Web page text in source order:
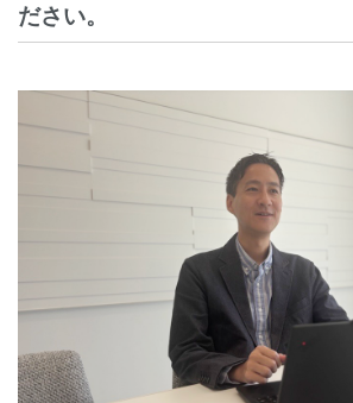
ださい。